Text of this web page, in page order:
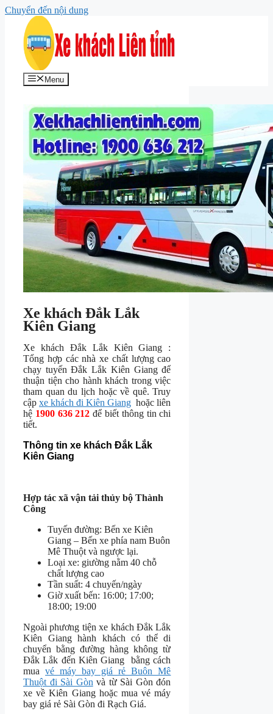
Chuyển đến nội dung
Menu
Xe khách Đắk Lắk
Kiên Giang
Xe khách Đắk Lắk Kiên Giang :
Tổng hợp các nhà xe chất lượng cao
chạy tuyến Đắk Lắk Kiên Giang để
thuận tiện cho hành khách trong việc
tham quan du lịch hoặc về quê. Truy
cậpxe khách đi Kiên Giang hoặc liên
hệ 1900 636 212để biết thông tin chi
tiết.
Thông tin xe khách Đắk Lắk
Kiên Giang
Hợp tác xã vận tải thủy bộ Thành
Công
Tuyến đường: Bến xe Kiên
Giang – Bến xe phía nam Buôn
Mê Thuột và ngược lại.
Loại xe: giường nằm 40 chỗ
chất lượng cao
Tần suất: 4 chuyến/ngày
Giờ xuất bến: 16:00; 17:00;
18:00; 19:00
Ngoài phương tiện xe khách Đắk Lắk
Kiên Giang hành khách có thể di
chuyển bằng đường hàng không từ
Đắk Lắk đến Kiên Giang bằng cách
muavé máy bay giá rẻ Buôn Mê
Thuột đi Sài Gòn và từ Sài Gòn đón
xe về Kiên Giang hoặc mua vé máy
bay giá rẻ Sài Gòn đi Rạch Giá.